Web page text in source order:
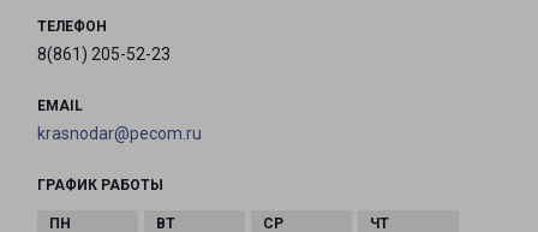
ТЕЛЕФОН
8(861) 205-52-23
EMAIL
krasnodar@pecom.ru
ГРАФИК РАБОТЫ